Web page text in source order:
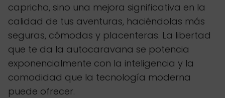
capricho, sino una mejora significativa en la
calidad de tus aventuras, haciéndolas más
seguras, cómodas y placenteras. La libertad
que te da la autocaravana se potencia
exponencialmente con la inteligencia y la
comodidad que la tecnología moderna
puede ofrecer.